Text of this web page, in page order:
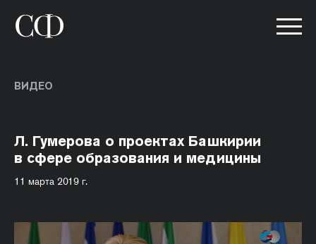
ВИДЕО
Л. Гумерова о проектах Башкирии
в сфере образования и медицины
11 марта 2019 г.